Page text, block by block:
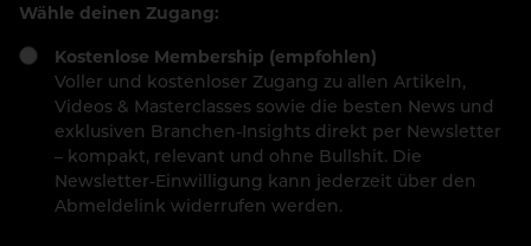
Wähle deinen Zugang:
Kostenlose Membership (empfohlen)
Voller und kostenloser Zugang zu allen Artikeln,
Videos & Masterclasses sowie die besten News und
exklusiven Branchen-Insights direkt per Newsletter
– kompakt, relevant und ohne Bullshit. Die
Newsletter-Einwilligung kann jederzeit über den
Abmeldelink widerrufen werden.